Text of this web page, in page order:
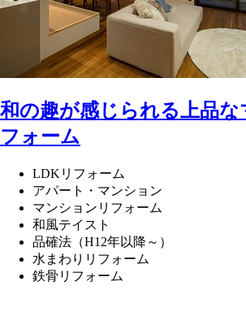
和の趣が感じられる上品な
フォーム
LDKリフォーム
アパート・マンション
マンションリフォーム
和風テイスト
品確法（H12年以降～）
水まわりリフォーム
鉄骨リフォーム